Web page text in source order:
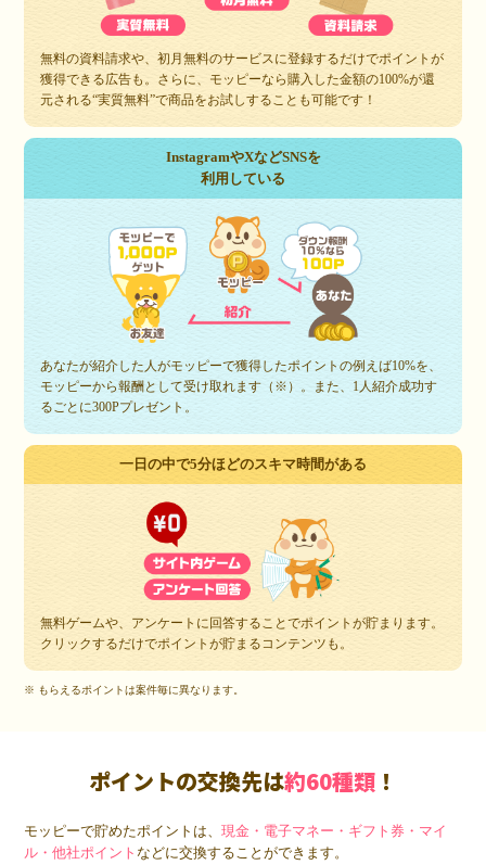
無料の資料請求や、初月無料のサービスに登録するだけでポイントが
獲得できる広告も。さらに、モッピーなら購入した金額の100%が還
元される“実質無料”で商品をお試しすることも可能です！
InstagramやXなどSNSを
利用している
あなたが紹介した人がモッピーで獲得したポイントの例えば10%を、
モッピーから報酬として受け取れます（※）。また、1人紹介成功す
るごとに300Pプレゼント。
一日の中で5分ほどのスキマ時間がある
無料ゲームや、アンケートに回答することでポイントが貯まります。
クリックするだけでポイントが貯まるコンテンツも。
※ もらえるポイントは案件毎に異なります。
ポイントの交換先は約60種類 ！
モッピーで貯めたポイントは、現金・電子マネー・ギフト券・マイ
ル・他社ポイントなどに交換することができます。